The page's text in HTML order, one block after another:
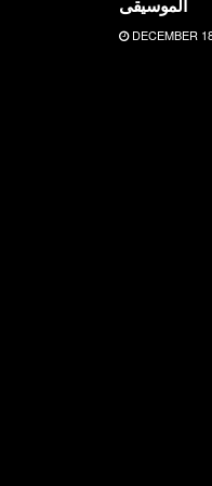
الموسيقى
DECEMBER